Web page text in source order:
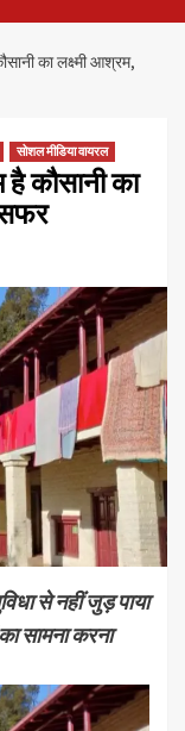
का लक्ष्मी आश्रम,
सोशल मीडिया वायरल
कौसानी का
सफर
से नहीं जुड़ पाया
सामना करना